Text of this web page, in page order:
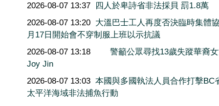
2026-08-07 13:37 四人於卑詩省非法採貝 罰1.8萬
2026-08-07 13:20 大溫巴士工人再度否決臨時集體
月17日開始會不穿制服上班以示抗議
2026-08-07 13:18
警籲公眾尋找13歲失蹤華裔
Joy Jin
2026-08-07 13:03 本國與多國執法人員合作打擊BC
太平洋海域非法捕魚行動